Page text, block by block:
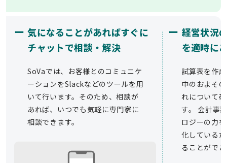
ー 気になることがあればすぐに
チャットで相談・解決
SoVaでは、お客様とのコミュニケ
ーションをSlackなどのツールを用
いて行います。そのため、相談が
あれば、いつでも気軽に専門家に
相談できます。
ー 経営状況
を適時に
試算表を作
中のおよそ
れについて
す。 会計事
ロジーの力
化している
ることがで